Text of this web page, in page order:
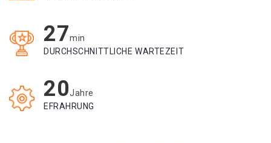
27min
DURCHSCHNITTLICHE WARTEZEIT
20Jahre
EFRAHRUNG